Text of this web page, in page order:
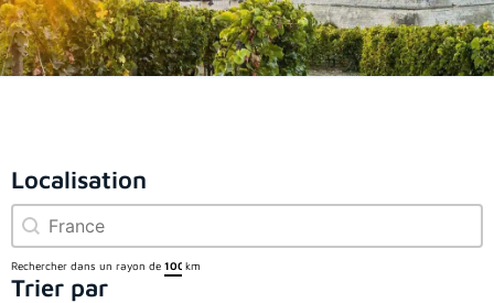
Localisation
Localisation
Localisation
Rechercher dans un rayon de km
Trier par